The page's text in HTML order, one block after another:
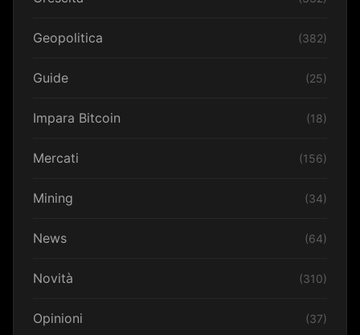
Geopolitica (382)
Guide (25)
Impara Bitcoin (18)
Mercati (156)
Mining (34)
News (64)
Novità (310)
Opinioni (37)